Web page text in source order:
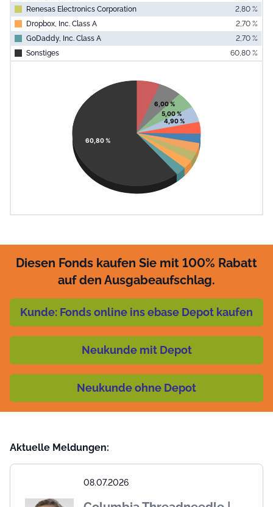
Renesas Electronics Corporation
2,80 %
Dropbox, Inc. Class A
2,70 %
GoDaddy, Inc. Class A
2,70 %
Sonstiges
60,80 %
Pie chart with 11 slices.
View as data table, Chart
6,00 %
5,00 %
4,90 %
60,80 %
Diesen Fonds kaufen Sie mit 100% Rabatt
auf den Ausgabeaufschlag.
Kunde: Fonds online ins ebase Depot kaufen
Neukunde mit Depot
Neukunde ohne Depot
Aktuelle Meldungen:
08.07.2026